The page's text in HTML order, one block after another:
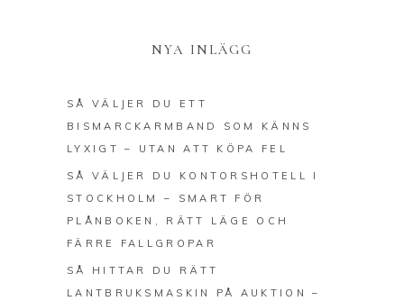
NYA INLÄGG
SÅ VÄLJER DU ETT
BISMARCKARMBAND SOM KÄNNS
LYXIGT – UTAN ATT KÖPA FEL
SÅ VÄLJER DU KONTORSHOTELL I
STOCKHOLM – SMART FÖR
PLÅNBOKEN, RÄTT LÄGE OCH
FÄRRE FALLGROPAR
SÅ HITTAR DU RÄTT
LANTBRUKSMASKIN PÅ AUKTION –